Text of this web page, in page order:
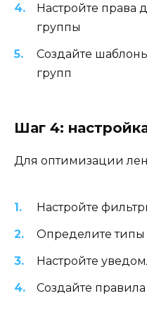
Настройте права
группы
Создайте
групп
Шаг 4:
Для оптимизации
Настройте
Определите
Настройте
Создайте